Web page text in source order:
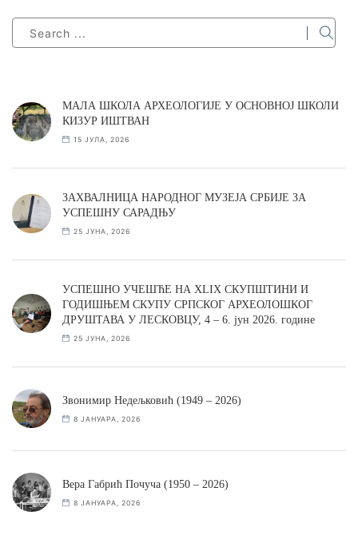
МАЛА ШКОЛА АРХЕОЛОГИЈЕ У ОСНОВНОЈ ШКОЛИ
КИЗУР ИШТВАН
15 ЈУЛА, 2026
ЗАХВАЛНИЦА НАРОДНОГ МУЗЕЈА СРБИЈЕ ЗА
УСПЕШНУ САРАДЊУ
25 ЈУНА, 2026
УСПЕШНО УЧЕШЋЕ НА XLIX СКУПШТИНИ И
ГОДИШЊЕМ СКУПУ СРПСКОГ АРХЕОЛОШКОГ
ДРУШТАВА У ЛЕСКОВЦУ, 4 – 6. јун 2026. године
25 ЈУНА, 2026
Звонимир Недељковић (1949 – 2026)
8 ЈАНУАРА, 2026
Вера Габрић Почуча (1950 – 2026)
8 ЈАНУАРА, 2026